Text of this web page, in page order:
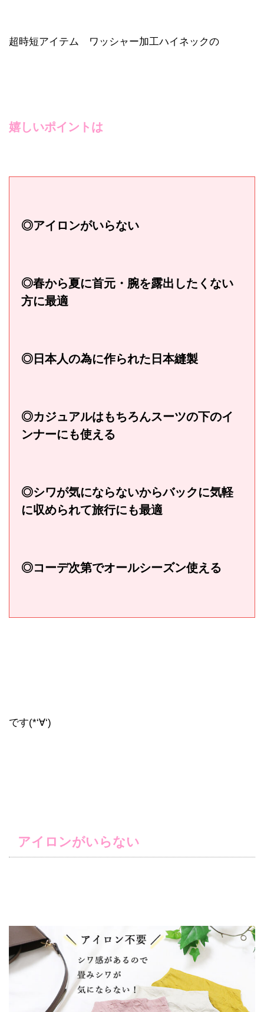
超時短アイテム ワッシャー加工ハイネックの
嬉しいポイントは
◎アイロンがいらない
◎春から夏に首元・腕を露出したくない
方に最適
◎日本人の為に作られた日本縫製
◎カジュアルはもちろんスーツの下のイ
ンナーにも使える
◎シワが気にならないからバックに気軽
に収められて旅行にも最適
◎コーデ次第でオールシーズン使える
です(*‘∀‘)
アイロンがいらない